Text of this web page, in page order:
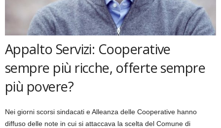
Appalto Servizi: Cooperative
sempre più ricche, offerte sempre
più povere?
Nei giorni scorsi sindacati e Alleanza delle Cooperative hanno
diffuso delle note in cui si attaccava la scelta del Comune di